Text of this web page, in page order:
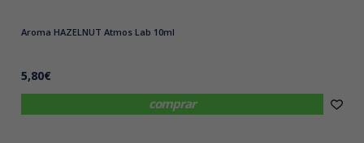
comprar
Aroma HAZELNUT Atmos Lab 10ml
5,80€